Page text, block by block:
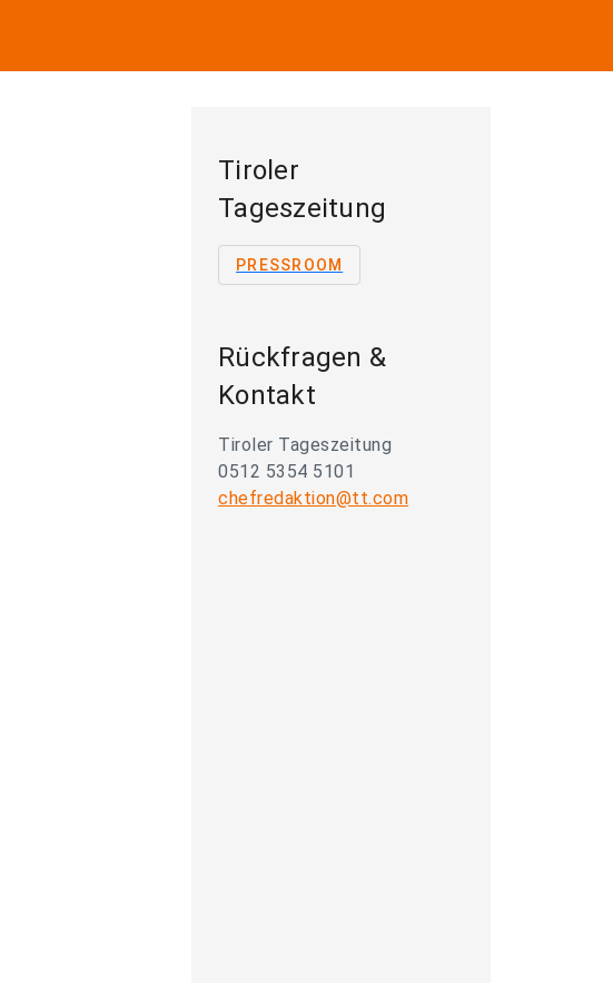
Tiroler
Tageszeitung
PRESSROOM
Rückfragen &
Kontakt
Tiroler Tageszeitung
0512 5354 5101
chefredaktion@tt.com